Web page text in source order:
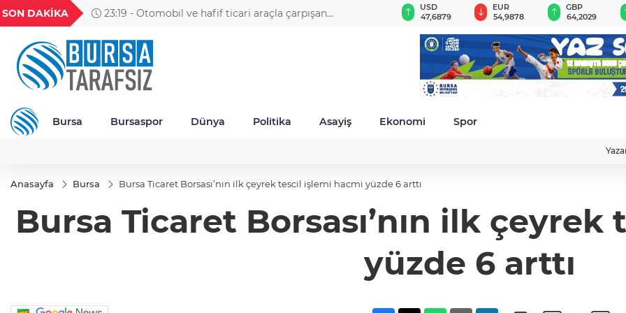
SON DAKİKA
23:19 - Otomobil ve hafif ticari araçla çarpışan
16,2314
BGN
27,9743
VND
0,0018
GAU/TRY
6.541,86
USD
47,6879
EUR
54,9878
GBP
64,2029
Bursa Bursaspor Dünya Politika Asayiş Ekonomi Spor
Anasayfa Bursa Bursa Ticaret Borsası’nın ilk çeyrek tescil işlemi hacmi yüzde 6 arttı
Bursa Ticaret Borsası’nın ilk
yüzde 6 arttı